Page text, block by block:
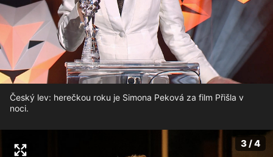
Český lev: herečkou roku je Simona Peková za film Přišla v
noci.
3 / 4